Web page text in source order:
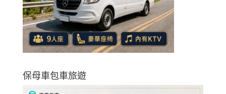
保母車包車旅遊